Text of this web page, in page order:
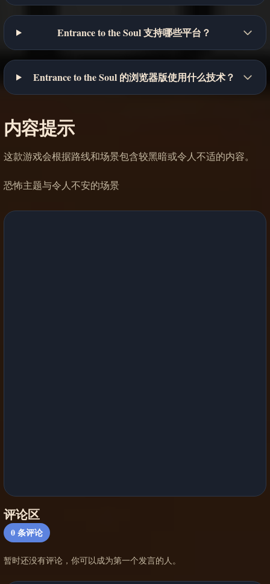
Entrance to the Soul 支持哪些平台？
Entrance to the Soul 的浏览器版使用什么技术？
内容提示
这款游戏会根据路线和场景包含较黑暗或令人不适的内容。
恐怖主题与令人不安的场景
评论区
0条评论
暂时还没有评论，你可以成为第一个发言的人。